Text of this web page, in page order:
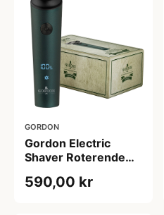
GORDON
Gordon Electric
Shaver Roterende
590,00 kr